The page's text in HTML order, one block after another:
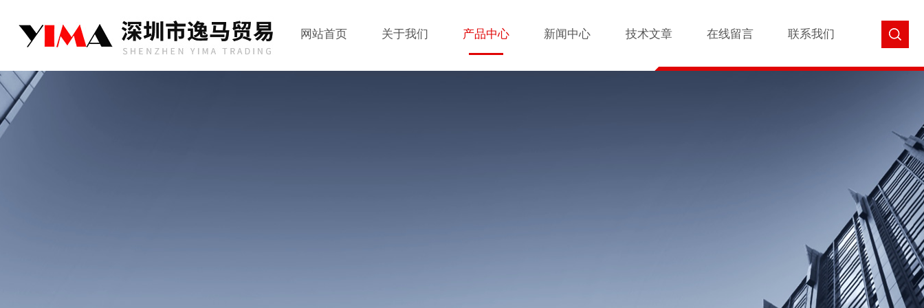
网站首页 关于我们 产品中心 新闻中心 技术文章 在线留言 联系我们